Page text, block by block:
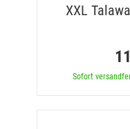
XXL
Sofort